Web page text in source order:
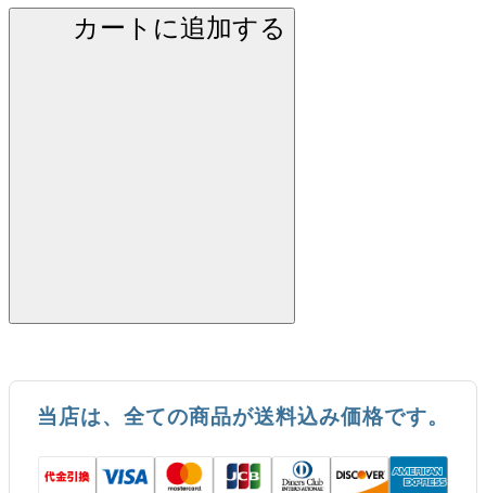
カートに追加する
当店は、全ての商品が送料込み価格です。